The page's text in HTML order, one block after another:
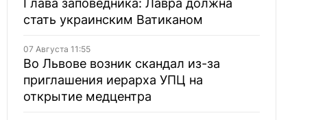
Глава заповедника: Лавра должна
стать украинским Ватиканом
07 Августа 11:55
Во Львове возник скандал из-за
приглашения иерарха УПЦ на
открытие медцентра